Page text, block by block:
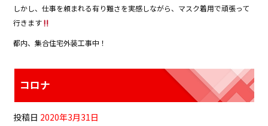
しかし、仕事を頼まれる有り難さを実感しながら、マスク着用で頑張って
行きます
都内、集合住宅外装工事中！
コロナ
投稿日 2020年3月31日